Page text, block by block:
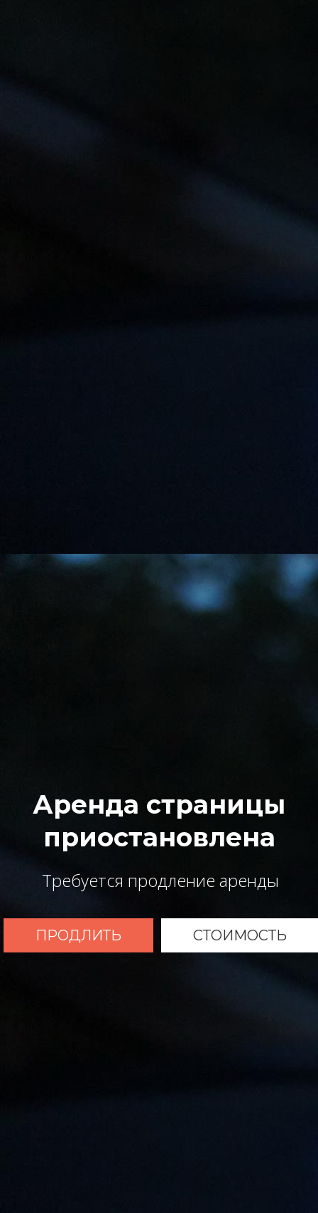
Аренда страницы
приостановлена
Требуется продление аренды
ПРОДЛИТЬ СТОИМОСТЬ